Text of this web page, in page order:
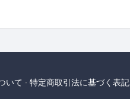
いて 特定商取引法に基づく表記